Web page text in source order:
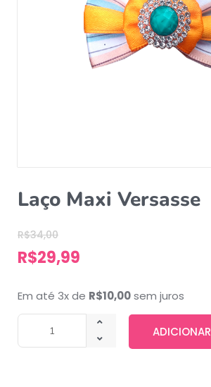
Laço Maxi Versasse
R$34,00
R$29,99
Em até 3x de R$10,00sem juros
ADICIONAR